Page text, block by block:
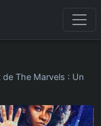
The Marvels : Un